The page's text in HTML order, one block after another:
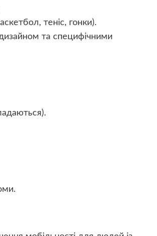
теніс, гонки).
та специфічними